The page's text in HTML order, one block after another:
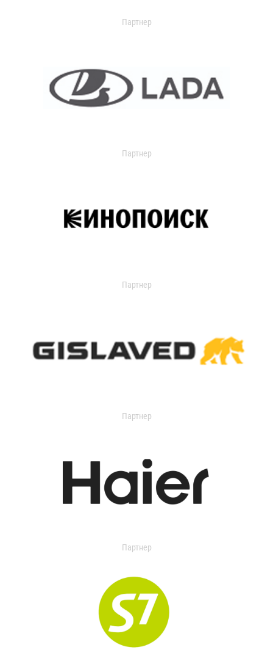
Партнер
Партнер
Партнер
Партнер
Партнер